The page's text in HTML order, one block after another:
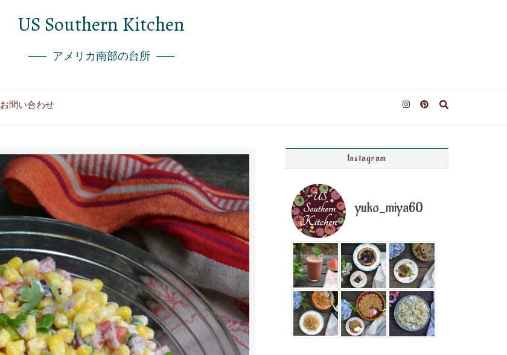
US Southern Kitchen
アメリカ南部の台所
お問い合わせ
Instagram
yuko_miya60